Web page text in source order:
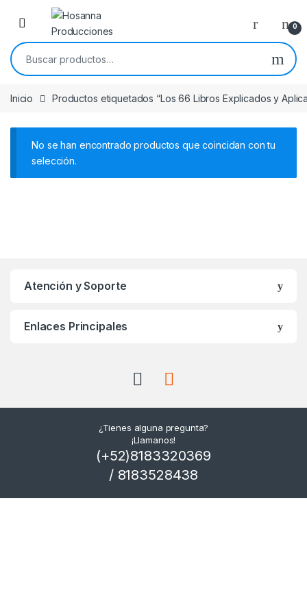
Skip to navigation
Skip to content
0
Buscar por:
Inicio Productos etiquetados “Los 66 Libros Explicados y
No se han encontrado productos que coincidan con tu
selección.
Atención y Soporte
Enlaces Principales
¿Tienes alguna pregunta?
¡Llamanos!
(+52)8183320369
/ 8183528438